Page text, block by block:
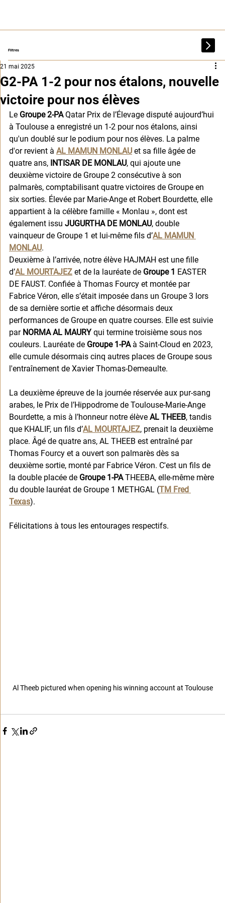
Filtres
G2-PA 1-2 pour nos étalons, nouvelle
victoire pour nos élèves
21 mai 2025
Le Groupe 2-PA Qatar Prix de l’Élevage disputé aujourd’hui
à Toulouse a enregistré un 1-2 pour nos étalons, ainsi
qu'un doublé sur le podium pour nos élèves. La palme
d'or revient à AL MAMUN MONLAU et sa fille âgée de
quatre ans, INTISAR DE MONLAU, qui ajoute une
deuxième victoire de Groupe 2 consécutive à son
palmarès, comptabilisant quatre victoires de Groupe en
six sorties. Élevée par Marie-Ange et Robert Bourdette, elle
appartient à la célèbre famille « Monlau », dont est
également issu JUGURTHA DE MONLAU, double
vainqueur de Groupe 1 et lui-même fils d’AL MAMUN
MONLAU.
Deuxième à l’arrivée, notre élève HAJMAH est une fille
d’AL MOURTAJEZ et de la lauréate de Groupe 1 EASTER
DE FAUST. Confiée à Thomas Fourcy et montée par
Fabrice Véron, elle s’était imposée dans un Groupe 3 lors
de sa dernière sortie et affiche désormais deux
performances de Groupe en quatre courses. Elle est suivie
par NORMA AL MAURY qui termine troisième sous nos
couleurs. Lauréate de Groupe 1-PA à Saint-Cloud en 2023,
elle cumule désormais cinq autres places de Groupe sous
l'entraînement de Xavier Thomas-Demeaulte.
La deuxième épreuve de la journée réservée aux pur-sang
arabes, le Prix de l’Hippodrome de Toulouse-Marie-Ange
Bourdette, a mis à l’honneur notre élève AL THEEB, tandis
que KHALIF, un fils d’AL MOURTAJEZ, prenait la deuxième
place. Âgé de quatre ans, AL THEEB est entraîné par
Thomas Fourcy et a ouvert son palmarès dès sa
deuxième sortie, monté par Fabrice Véron. C'est un fils de
la double placée de Groupe 1-PA THEEBA, elle-même mère
du double lauréat de Groupe 1 METHGAL (TM Fred
Texas).
Félicitations à tous les entourages respectifs.
Al Theeb pictured when opening his winning account at Toulouse